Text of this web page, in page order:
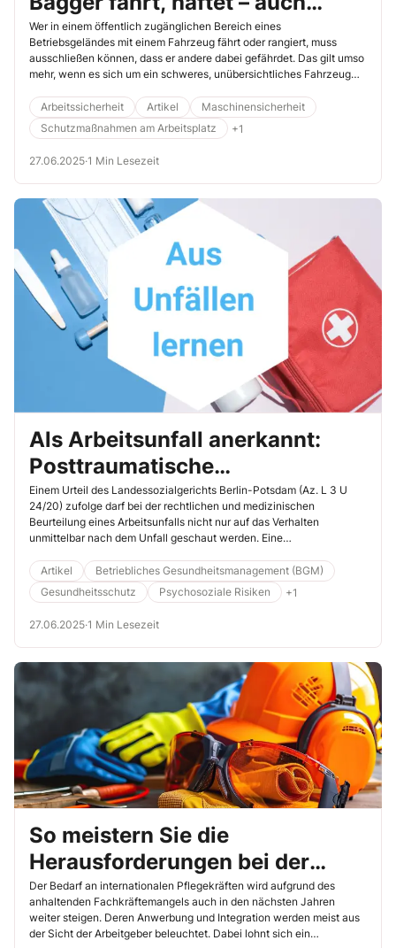
wenn Schilder Vorrang
gewähren
Wer in einem öffentlich zugänglichen Bereich eines
Betriebsgeländes mit einem Fahrzeug fährt oder rangiert, muss
ausschließen können, dass er andere dabei gefährdet. Das gilt umso
mehr, wenn es sich um ein schweres, unübersichtliches Fahrzeug
Fahrer nach einem Unfall überwiegend haften muss. Das zeigt ein
Urteil des Oberlandesgerichts (OLG) Hamm (Az. 7 U 150/23).
Arbeitssicherheit Artikel
Maschinensicherheit
Schutzmaßnahmen am Arbeitsplatz
+1
27.06.2025·1 Min Lesezeit
Als Arbeitsunfall anerkannt:
Posttraumatische
Belastungsstörung kann
verzögert auftreten
Einem Urteil des Landessozialgerichts Berlin-Potsdam (Az. L 3 U
24/20) zufolge darf bei der rechtlichen und medizinischen
Beurteilung eines Arbeitsunfalls nicht nur auf das Verhalten
unmittelbar nach dem Unfall geschaut werden. Eine
Arbeitsunfalls auch dann anerkannt werden, wenn es unmittelbar
nach dem Ereignis keine äußerlich erkennbare psychische Reaktion
gab. Lesen Sie hier mehr über den Fall.
Artikel
Betriebliches Gesundheitsmanagement (BGM)
Gesundheitsschutz
Psychosoziale Risiken +1
27.06.2025·1 Min Lesezeit
So meistern Sie die
Herausforderungen bei der
Integration internationaler
Pflegekräfte
Der Bedarf an internationalen Pflegekräften wird aufgrund des
anhaltenden Fachkräftemangels auch in den nächsten Jahren
weiter steigen. Deren Anwerbung und Integration werden meist aus
der Sicht der Arbeitgeber beleuchtet. Dabei lohnt sich ein